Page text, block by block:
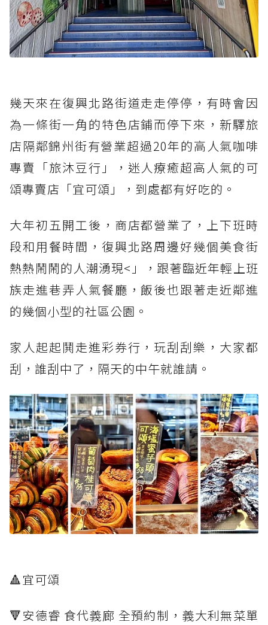
幾天來在復興北路街道走走停停，有時會因
為一條街一角的特色店鋪而停下來，新驛旅
店隔鄰錦州街有營業超過20年的高人氣咖啡
專賣「旅沐豆行」，迷人療癒超高人氣的可
頌專賣店「宜可頌」，到處都有好吃的。
大年初五開工後，商店都營業了，上下班時
段和用餐時間，復興北路周邊好幾個美食街
熱熱鬧鬧的人潮湧現<」，跟著臨近年輕上班
族走進巷弄人氣餐廳，飯後也跟著走近鄰進
的幾個小型的社區公園。
家人起起鬨走進彩券行，玩刮刮樂，大家都
刮，誰刮中了，隔天的中午就誰請。
🔺宜可頌
🔻安德睿 食代義廊 全預約制，義大利無菜單